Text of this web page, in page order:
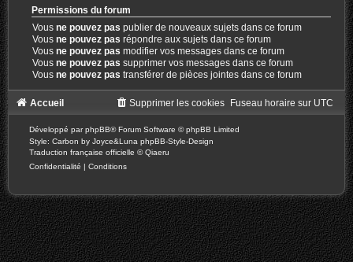
Permissions du forum
Vousne pouvez pas publier de nouveaux sujets dans ce forum
Vousne pouvez pas répondre aux sujets dans ce forum
Vousne pouvez pas modifier vos messages dans ce forum
Vousne pouvez pas supprimer vos messages dans ce forum
Vousne pouvez pas transférer de pièces jointes dans ce forum
Accueil Fuseau horaire sur UTC
Supprimer les cookies
Développé parphpBB® Forum Software © phpBB Limited
Style: Carbon by Joyce&Luna phpBB-Style-Design
Traduction française officielle ©Qiaeru
Confidentialité | Conditions